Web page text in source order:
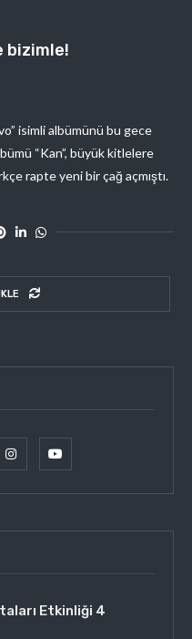
bizimle!
isimli albümünü bu gece
“Kan”, büyük kitlelere
rapte yeni bir çağ açmıştı.
Etkinliği 4